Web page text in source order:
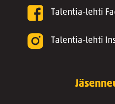
Talentia-lehti
Talentia-lehti